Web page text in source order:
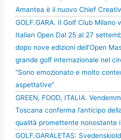
Amantea è il nuovo Chief
GOLF.GARA. Il Golf Club Milano
Italian Open Dal 25 al 27
dopo nove edizioni dell’Open
grande golf internazionale nel
“Sono emozionato e molto
aspettative”
GREEN, FOOD, ITALIA.
Toscana conferma l’anticipo
qualità promettente nonostante
GOLF.GARALETAS: